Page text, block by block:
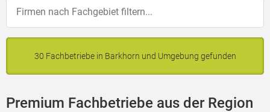
30 Fachbetriebe in Barkhorn und Umgebung gefunden
Premium Fachbetriebe aus der Region